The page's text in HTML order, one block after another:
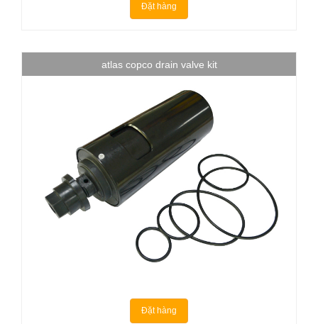
Đặt hàng
atlas copco drain valve kit
Đặt hàng